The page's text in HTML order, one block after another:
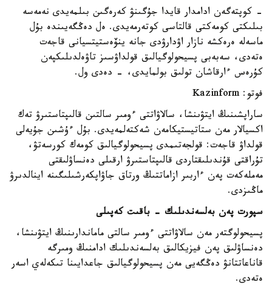
- كوپتەگەن ادامدار قايدا جۇگىنۋ كەرەگىن بىلمەيدى نەمەسە
بىلىكتى كومەكتى قالتاسى كوتەرمەيدى. ەل دەڭگەيىندە بۇل
ماسەلە ەرەكشە نازار اۋدارۋدى جانە ينۆەستيتسيانى قاجەت
ەتەدى، سەبەبى پسيحولوگيالىق قولداۋسىز تاۋەلدىلىكپەن
كۇرەس ءارقاشان تولىق بولمايدى، - دەدى ول.
فوتو: Kazinform
ساراپشىنىڭ ايتۋىنشا، سالاۋاتتى ءومىر سالتىن قالىپتاستىرۋ تەك
اكسيالار مەن ستاتيستيكامەن شەكتەلمەيدى. بۇل ءۇشىن جۇيەلى
قولداۋ قاجەت: قولجەتىمدى پسيحولوگيالىق كومەك كورسەتۋ،
تۇراقتى قۇندىلىقتاردى قالىپتاستىرۋ ارقىلى دەنساۋلىقتى
مەملەكەت پەن ءاربىر ازاماتتىڭ ورتاق جاۋاپكەرشىلىگىنە اينالدىرۋ
ماڭىزدى.
سپورت پەن بەلسەندىلىك - باقىت كەپىلى
پسيحولوگتەر مەن سالاۋاتتى ءومىر سالتى ماماندارىنىڭ ايتۋىنشا،
دەنساۋلىق پەن فيزيكالىق بەلسەندىلىك ادامنىڭ ومىرگە
قاناعاتتانۋ دەڭگەيى مەن پسيحولوگيالىق جاعدايىنا تىكەلەي اسەر
ەتەدى.